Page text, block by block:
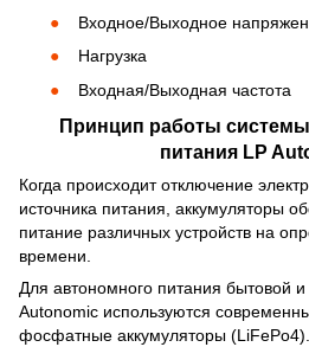
Входное/Выходное
Нагрузка
Входная/Выходная частота
Принцип работы
питания LP
Когда происходит отключение
источника питания, аккумуляторы
питание различных устройств на
времени.
Для автономного питания бытовой
Autonomic используются
фосфатные аккумуляторы (LiFePo4).